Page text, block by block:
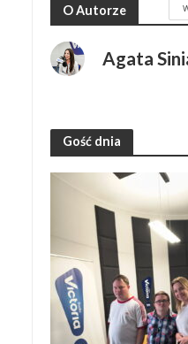
O Autorze
Agata
Gość dnia